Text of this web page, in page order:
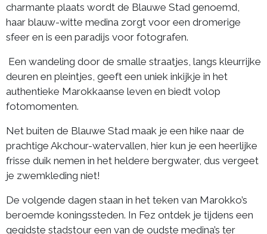
charmante plaats wordt de Blauwe Stad genoemd,
haar blauw-witte medina zorgt voor een dromerige
sfeer en is een paradijs voor fotografen.
Een wandeling door de smalle straatjes, langs kleurrijke
deuren en pleintjes, geeft een uniek inkijkje in het
authentieke Marokkaanse leven en biedt volop
fotomomenten.
Net buiten de Blauwe Stad maak je een hike naar de
prachtige Akchour-watervallen, hier kun je een heerlijke
frisse duik nemen in het heldere bergwater, dus vergeet
je zwemkleding niet!
De volgende dagen staan in het teken van Marokko’s
beroemde koningssteden. In Fez ontdek je tijdens een
gegidste stadstour een van de oudste medina’s ter